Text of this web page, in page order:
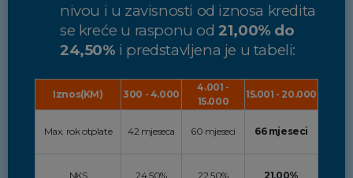
nivou i u zavisnosti od iznosa kredita
se kreće u rasponu od21,00% do
24,50% i predstavljena je u tabeli:
Iznos(KM) 300 - 4.000
4.001 -
15.000
15.001 - 20.000
Max. rok otplate 42 mjeseca 60 mjeseci 66 mjeseci
NKS 24,50% 22,50% 21,00%